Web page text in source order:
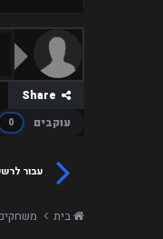
עוקבים
0
עבור
בית